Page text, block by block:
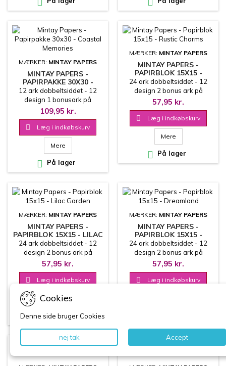
MÆRKER: MINTAY PAPERS
MINTAY PAPERS -
PAPIRPAKKE 30X30 -
COASTAL MEMORIES
12 ark dobbeltsiddet - 12
design 1 bonusark på
coverets inderside 30.5x30.5
cm
109,95 kr.
 Læg i indkøbskurv
Mere
 På lager
MÆRKER: MINTAY PAPERS
MINTAY PAPERS -
PAPIRBLOK 15X15 -
RUSTIC CHARMS
24 ark dobbeltsiddet - 12
design 2 bonus ark på
coverets inderside
15.2x15.2 cm
57,95 kr.
 Læg i indkøbskurv
Mere
 På lager
MÆRKER: MINTAY PAPERS
MINTAY PAPERS -
PAPIRBLOK 15X15 - LILAC
GARDEN
24 ark dobbeltsiddet - 12
design 2 bonus ark på
coverets inderside
15.2x15.2 cm
57,95 kr.
 Læg i indkøbskurv
Mere
 På lager
MÆRKER: MINTAY PAPERS
MINTAY PAPERS -
PAPIRBLOK 15X15 -
DREAMLAND
24 ark dobbeltsiddet - 12
design 2 bonus ark på
coverets inderside
15.2x15.2 cm
57,95 kr.
 Læg i indkøbskurv
Cookies
Denne side bruger Cookies
nej tak Accept